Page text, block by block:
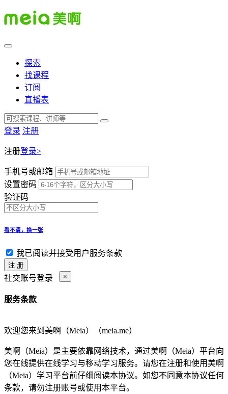
探索
找课程
订阅
直播表
登录 注册
注册登录>
手机号或邮箱
设置密码
验证码
看不清，换一张
我已阅读并接受用户服务条款
注 册
社交账号登录 ×
服务条款
欢迎您来到美啊（Meia）（meia.me）
美啊（Meia）是主要依靠网络技术，通过美啊（Meia）平台向
您在线提供在线学习与移动学习服务。请您在注册和使用美啊
（Meia）学习平台前仔细阅读本协议。如您不同意本协议任何
条款，请勿注册账号或使用本平台。